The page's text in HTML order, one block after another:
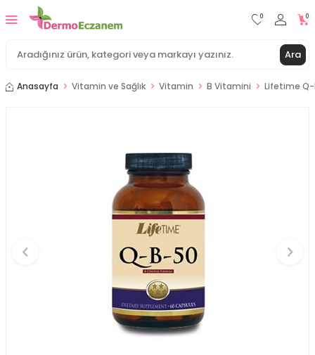
Ara
0 0
Anasayfa Vitamin ve Sağlık Vitamin B Vitamini Lifetime